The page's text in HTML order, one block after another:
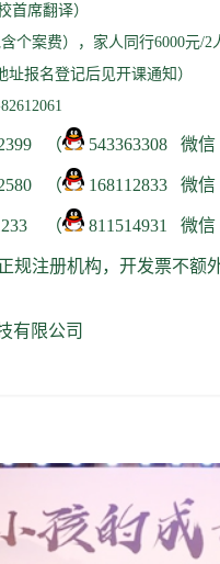
首席翻译）
个案费），家人同行6000元/2
报名登记后见开课通知）
（ 543363308 微信
（ 168112833 微信
（ 811514931 微信
规注册机构，开发票不额
有限公司